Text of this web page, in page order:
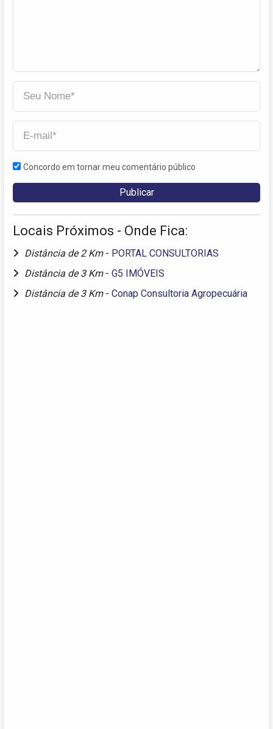
Concordo em tornar meu comentário público
Locais Próximos - Onde Fica:
Distância de 2 Km - PORTAL CONSULTORIAS
Distância de 3 Km - G5 IMÓVEIS
Distância de 3 Km - Conap Consultoria Agropecuária